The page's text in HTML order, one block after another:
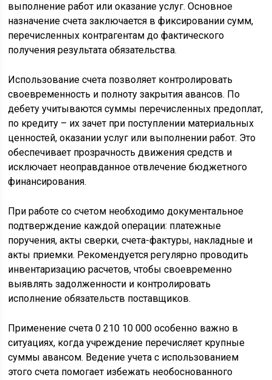
выполнение работ или оказание услуг. Основное
назначение счета заключается в фиксировании сумм,
перечисленных контрагентам до фактического
получения результата обязательства.
Использование счета позволяет контролировать
своевременность и полноту закрытия авансов. По
дебету учитываются суммы перечисленных предоплат,
по кредиту – их зачет при поступлении материальных
ценностей, оказании услуг или выполнении работ. Это
обеспечивает прозрачность движения средств и
исключает неоправданное отвлечение бюджетного
финансирования.
При работе со счетом необходимо документальное
подтверждение каждой операции: платежные
поручения, акты сверки, счета-фактуры, накладные и
акты приемки. Рекомендуется регулярно проводить
инвентаризацию расчетов, чтобы своевременно
выявлять задолженности и контролировать
исполнение обязательств поставщиков.
Применение счета 0 210 10 000 особенно важно в
ситуациях, когда учреждение перечисляет крупные
суммы авансом. Ведение учета с использованием
этого счета помогает избежать необоснованного